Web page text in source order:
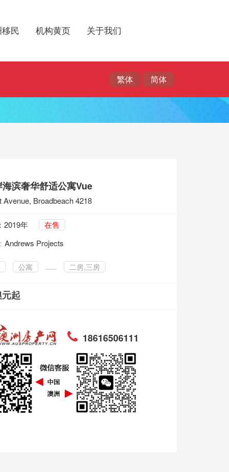
民 机构黄页 关于我们
滨奢华舒适公寓Vue
Avenue, Broadbeach 4218
2019年
在售
Andrews Projects
公寓 二房,三房
起
18616506111